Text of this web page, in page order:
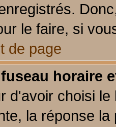
le faire, si
de page
horaire
d'avoir choisi
la réponse